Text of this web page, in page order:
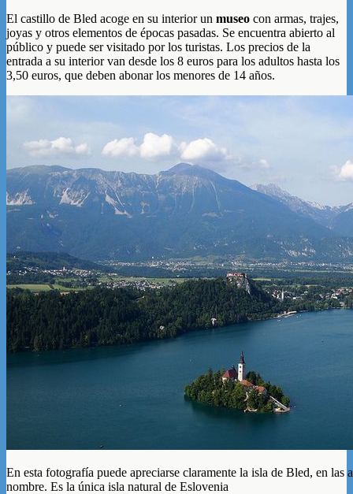
El castillo de Bled acoge en su interior un museo con armas, trajes,
joyas y otros elementos de épocas pasadas. Se encuentra abierto al
público y puede ser visitado por los turistas. Los precios de la
entrada a su interior van desde los 8 euros para los adultos hasta los
3,50 euros, que deben abonar los menores de 14 años.
En esta fotografía puede apreciarse claramente la isla de Bled, en las
nombre. Es la única isla natural de Eslovenia